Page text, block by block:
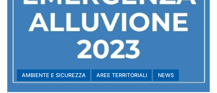
AMBIENTE E SICUREZZA AREE TERRITORIALI NEWS